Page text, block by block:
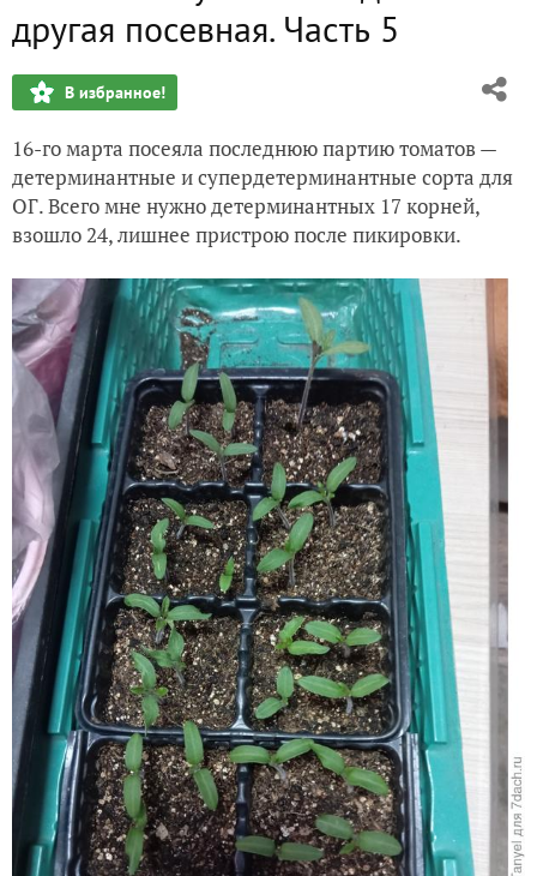
Томатный бум 2024 года и другая посевная. Часть 4
С Масленицей
Неожиданный эксперимент. 2024/2
Томатный бум 2024 года и другая посевная. Часть 3
другая посевная. Часть 5
В избранное!
16-го марта посеяла последнюю партию томатов —
детерминантные и супердетерминантные сорта для
ОГ. Всего мне нужно детерминантных 17 корней,
взошло 24, лишнее пристрою после пикировки.